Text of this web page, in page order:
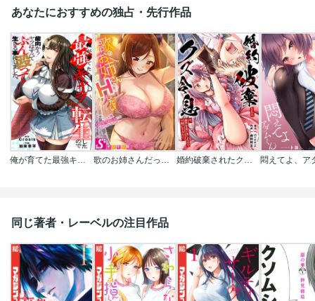
あなたにおすすめの独占・先行作品
俺が育てた最強キャラに転生したので、歯向かうヤツはすべてぶん殴って生きる事にしました。 歌のお姉さんだってHしたい～こんな顔､TVの前のみんなには見せられないよ… 婚約破棄されたクズ令息は、前世を思い出したので平和に生きたい。
同じ著者・レーベルの注目作品